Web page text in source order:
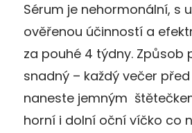
Sérum je nehormonální, s
ověřenou účinností a
za pouhé 4 týdny. Způsob
snadný – každý večer
naneste jemným
horní i dolní oční víčko co